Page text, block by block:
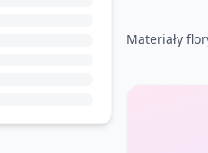
Materiały